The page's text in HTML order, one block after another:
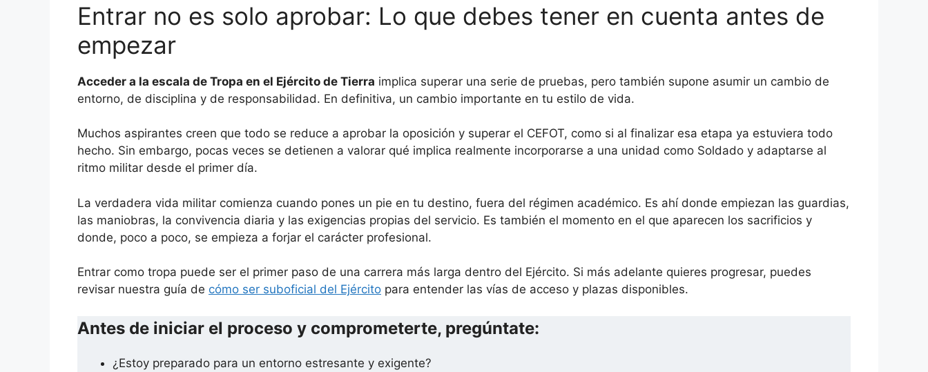
Entrar no es solo aprobar: Lo que debes tener en cuenta antes de
empezar
Acceder a la escala de Tropa en el Ejército de Tierra implica superar una serie de pruebas, pero también supone asumir un cambio de
entorno, de disciplina y de responsabilidad. En definitiva, un cambio importante en tu estilo de vida.
Muchos aspirantes creen que todo se reduce a aprobar la oposición y superar el CEFOT, como si al finalizar esa etapa ya estuviera todo
hecho. Sin embargo, pocas veces se detienen a valorar qué implica realmente incorporarse a una unidad como Soldado y adaptarse al
ritmo militar desde el primer día.
La verdadera vida militar comienza cuando pones un pie en tu destino, fuera del régimen académico. Es ahí donde empiezan las guardias,
las maniobras, la convivencia diaria y las exigencias propias del servicio. Es también el momento en el que aparecen los sacrificios y
donde, poco a poco, se empieza a forjar el carácter profesional.
Entrar como tropa puede ser el primer paso de una carrera más larga dentro del Ejército. Si más adelante quieres progresar, puedes
revisar nuestra guía de cómo ser suboficial del Ejército para entender las vías de acceso y plazas disponibles.
Antes de iniciar el proceso y comprometerte, pregúntate:
¿Estoy preparado para un entorno estresante y exigente?